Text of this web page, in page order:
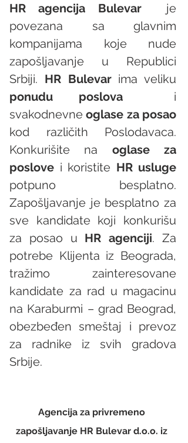
HR agencija Bulevar
  je
povezana sa glavnim
kompanijama koje nude
zapošljavanje u Republici
Srbiji. HR Bulevar
ponudu poslova
  i
svakodnevne oglase za posao
kod različith Poslodavaca.
Konkurišite na oglase za
poslove i koristite HR usluge
potpuno besplatno.
Zapošljavanje je besplatno za
sve kandidate koji konkurišu
za posao u HR agenciji. Za
potrebe Klijenta iz Beograda,
tražimo zainteresovane
kandidate za rad u magacinu
na Karaburmi – grad Beograd,
obezbeđen smeštaj i prevoz
za radnike iz svih gradova
Srbije.
Agencija za privremeno
zapošljavanje HR Bulevar d.o.o. iz